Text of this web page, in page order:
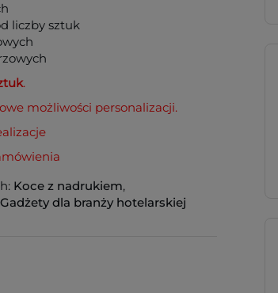
liczby sztuk
.
możliwości personalizacji.
Koce z nadrukiem,
Gadżety dla branży hotelarskiej